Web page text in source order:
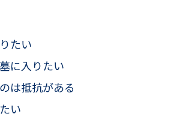
たい
に入りたい
は抵抗がある
い